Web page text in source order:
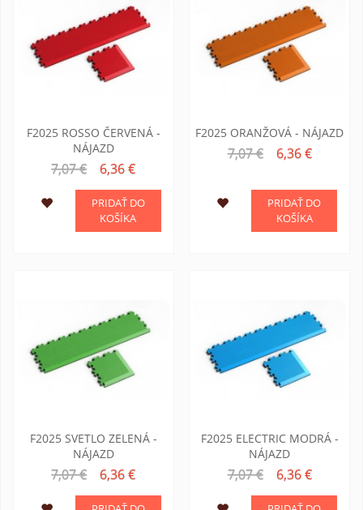
F2025 ROSSO ČERVENÁ -
NÁJAZD
7,07 € 6,36 €
PRIDAŤ DO
KOŠÍKA
F2025 ORANŽOVÁ - NÁJAZD
7,07 € 6,36 €
PRIDAŤ DO
KOŠÍKA
F2025 SVETLO ZELENÁ -
NÁJAZD
7,07 € 6,36 €
F2025 ELECTRIC MODRÁ -
NÁJAZD
7,07 € 6,36 €